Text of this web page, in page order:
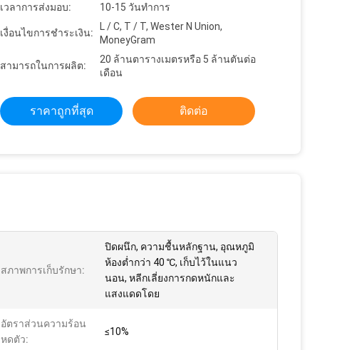
เวลาการส่งมอบ:
10-15 วันทำการ
เงื่อนไขการชำระเงิน:
L / C, T / T, Wester N Union,
MoneyGram
สามารถในการผลิต:
20 ล้านตารางเมตรหรือ 5 ล้านตันต่อ
เดือน
ราคาถูกที่สุด ติดต่อ
สภาพการเก็บรักษา:
ปิดผนึก, ความชื้นหลักฐาน, อุณหภูมิ
ห้องต่ำกว่า 40 ℃, เก็บไว้ในแนว
นอน, หลีกเลี่ยงการกดหนักและ
แสงแดดโดย
อัตราส่วนความร้อน
หดตัว:
≤10%